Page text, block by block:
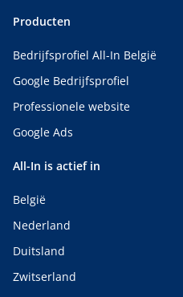
Producten
Bedrijfsprofiel All-In België
Google Bedrijfsprofiel
Professionele website
Google Ads
All-In is actief in
België
Nederland
Duitsland
Zwitserland